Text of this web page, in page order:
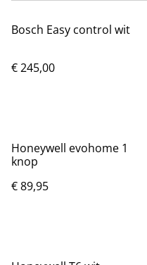
Bosch Easy control wit
€ 245,00
Honeywell evohome 1
knop
€ 89,95